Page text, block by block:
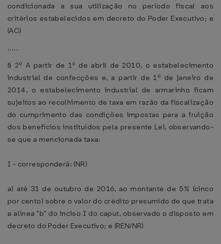
condicionada a sua utilização no período fiscal aos
critérios estabelecidos em decreto do Poder Executivo; e
(AC)
.....
§ 2º A partir de 1º de abril de 2010, o estabelecimento
industrial de confecções e, a partir de 1º de janeiro de
2014, o estabelecimento industrial de armarinho ficam
sujeitos ao recolhimento de taxa em razão da fiscalização
do cumprimento das condições impostas para a fruição
dos benefícios instituídos pela presente Lei, observando-
se que a mencionada taxa:
I - corresponderá: (NR)
a) até 31 de outubro de 2016, ao montante de 5% (cinco
por cento) sobre o valor do crédito presumido de que trata
a alínea "b" do inciso I do caput, observado o disposto em
decreto do Poder Executivo; e (REN/NR)